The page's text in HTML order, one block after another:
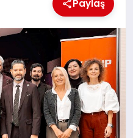
Paylaş